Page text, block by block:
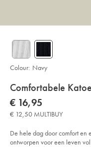
Details
About
Product:
Comfortabele
Details
https://www.charlestyrwhitt.com/eu/nl/
katoen-
sokken-
-
marineblauw/ACK0415NAV.html?
sourceCode=eurdefault
now
€
16,95
€ 16,95
€ 12,50 MULTIBUY
De hele dag door comfort en
ontworpen voor een leven
Colour: Navy